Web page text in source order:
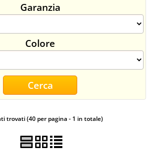
Garanzia
Colore
trovati (40 per pagina - 1 in totale)